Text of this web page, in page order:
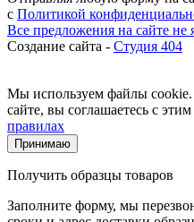
с Политикой
Все предложения на сайте
Создание сайта - Студия 404
Мы используем файлы cookie.
сайте, вы соглашаетесь с
правилах
Принимаю
Получить образцы товаров
Заполните форму, мы